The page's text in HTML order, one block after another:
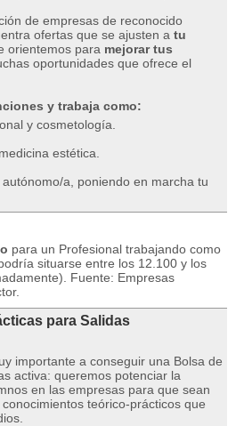
de empresas de reconocido
ofertas que se ajusten a tu
orientemos para mejorar tus
oportunidades que ofrece el
y trabaja como:
y cosmetología.
estética.
a, poniendo en marcha tu
para un Profesional trabajando como
situarse entre los 12.100 y los
Fuente: Empresas
para Salidas
importante a conseguir una Bolsa de
activa: queremos potenciar la
en las empresas para que sean
teórico-prácticos que